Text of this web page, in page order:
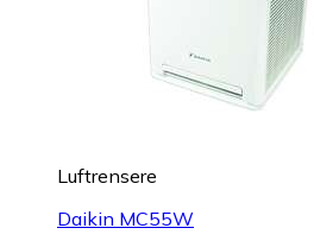
Luftrensere
Daikin MC55W